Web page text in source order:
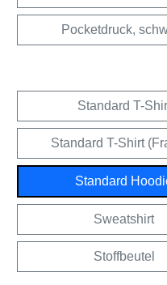
Pocketdruck,
Standard T-
Standard T-Shirt
Standard
Sweatshirt
Stoffbeutel